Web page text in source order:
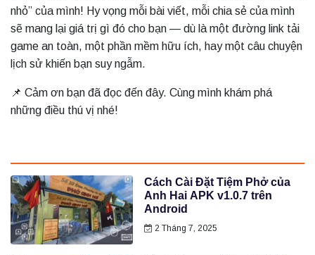
nhỏ” của mình! Hy vọng mỗi bài viết, mỗi chia sẻ của mình
sẽ mang lại giá trị gì đó cho bạn — dù là một đường link tải
game an toàn, một phần mềm hữu ích, hay một câu chuyện
lịch sử khiến bạn suy ngẫm.
📌 Cảm ơn bạn đã đọc đến đây. Cùng mình khám phá
những điều thú vị nhé!
Cách Cài Đặt Tiệm Phở của
Anh Hai APK v1.0.7 trên
Android
2 Tháng 7, 2025